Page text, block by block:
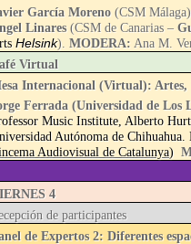
García Moreno (CSM
Linares(CSM de Canarias –
Helsink).MODERA: Ana M.
Virtual
Internacional (Virtual):
Ferrada (Universidad de Los
Music Institute, Alberto
Autónoma de
Audiovisual de Catalunya)
4
de participantes
de Expertos 2: Diferentes